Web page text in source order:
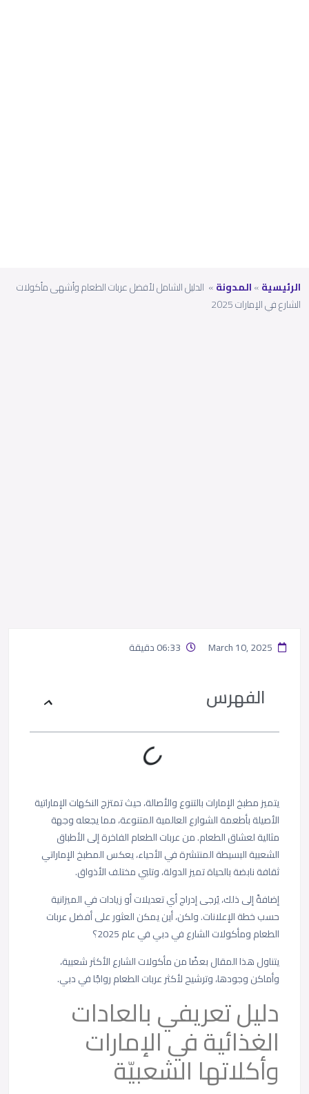
الرئيسية»المدونة» الدليل الشامل لأفضل عربات الطعام وأشهى مأكولات
الشارع في الإمارات 2025
الفهرس
يتميز مطبخ الإمارات بالتنوع والأصالة، حيث تمتزج النكهات الإماراتية
الأصيلة بأطعمة الشوارع العالمية المتنوعة، مما يجعله وجهة
مثالية لعشاق الطعام. من عربات الطعام الفاخرة إلى الأطباق
الشعبية البسيطة المنتشرة في الأحياء، يعكس المطبخ الإماراتي
ثقافة نابضة بالحياة تميز الدولة، وتلبي مختلف الأذواق.
إضافةً إلى ذلك، يُرجى إدراج أي تعديلات أو زيادات في الميزانية
حسب خطة الإعلانات. ولكن، أين يمكن العثور على أفضل عربات
الطعام ومأكولات الشارع في دبي في عام 2025؟
يتناول هذا المقال بعضًا من مأكولات الشارع الأكثر شعبية،
وأماكن وجودها، وترشيح لأكثر عربات الطعام رواجًا في دبي.
دليل تعريفي بالعادات
الغذائية في الإمارات
وأكلاتها الشعبيّة